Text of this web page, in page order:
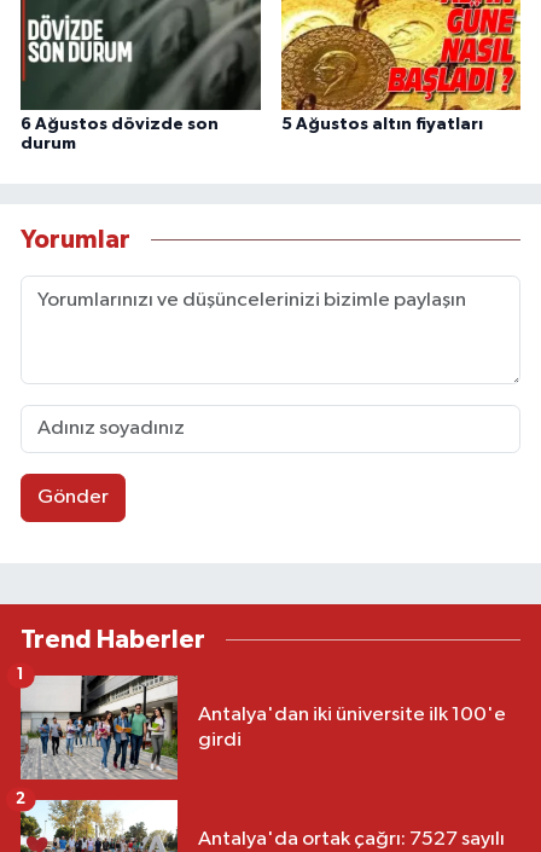
6 Ağustos dövizde son
durum
5 Ağustos altın fiyatları
Yorumlar
Gönder
Trend Haberler
Antalya'dan iki üniversite ilk 100'e
girdi
1
Antalya'da ortak çağrı: 7527 sayılı
2